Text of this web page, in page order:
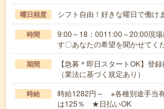
曜日頻度 シフト自由！好きな曜日で働け
時間
9:00～18：0011:00～20:00現
す〇あなたの希望を聞かせてく
期間
【急募＊即日スタートOK】登
（業法に基づく規定あり）
時給
時給1282円～ ※各種別途手当
は125％ ★日払いOK